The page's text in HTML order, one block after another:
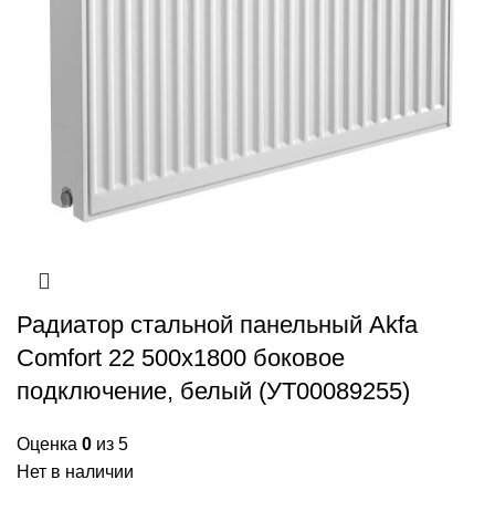
Радиатор стальной панельный Akfa
Comfort 22 500х1800 боковое
подключение, белый (УТ00089255)
Оценка 0 из 5
Нет в наличии